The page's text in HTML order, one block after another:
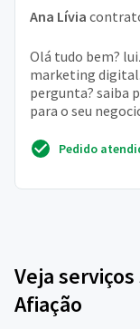
Ana Lívia
Olá tudo bem?
marketing
pergunta? saiba
para o seu
Pedido
Veja
Afiação